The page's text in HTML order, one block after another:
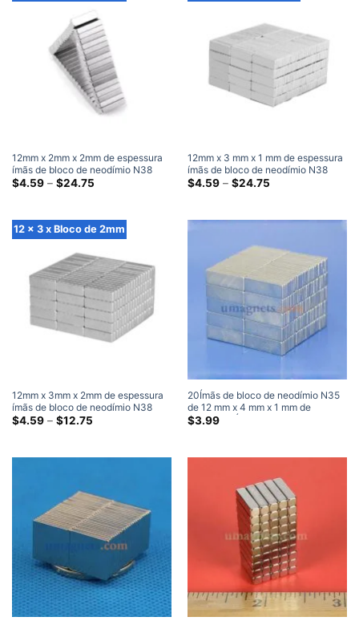
12mm x 2mm x 2mm de espessura
ímãs de bloco de neodímio N38
super forte 12x2x2mm ímã
$4.59 – $24.75Faixa
através
$24.75
12mm x 3 mm x 1 mm de espessura
ímãs de bloco de neodímio N38
super forte 12x3x1mm ímã
$4.59 – $24.75Faixa
através
12 x 3 x Bloco de 2mm
12mm x 3mm x 2mm de espessura
ímãs de bloco de neodímio N38
super forte 12x3x2mm ímã
$4.59 – $12.75Faixa
através
20Ímãs de bloco de neodímio N35
de 12 mm x 4 mm x 1 mm de
espessura Ímãs super fortes
$3.99